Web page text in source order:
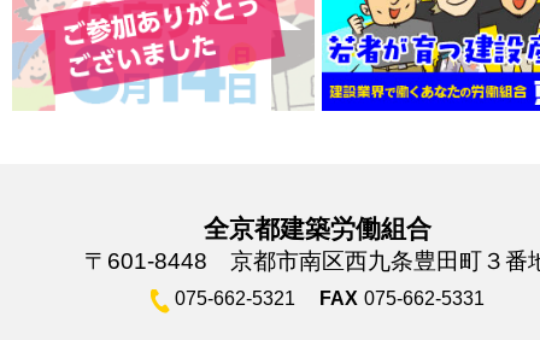
全京都建築労働組合
〒601-8448 京都市南区西九条豊田町３番
075-662-5321 FAX 075-662-5331